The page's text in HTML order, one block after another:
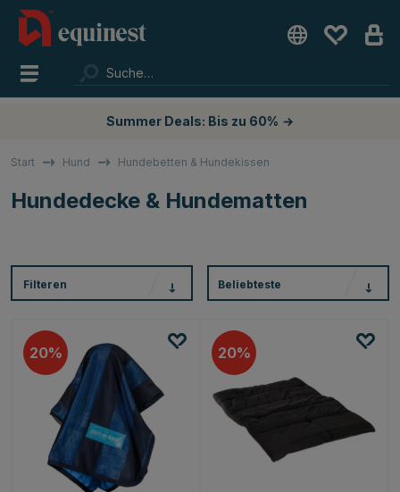
Summer Deals: Bis zu 60% →
Start Hund Hundebetten & Hundekissen
Hundedecke & Hundematten
Filteren Beliebteste
20 20